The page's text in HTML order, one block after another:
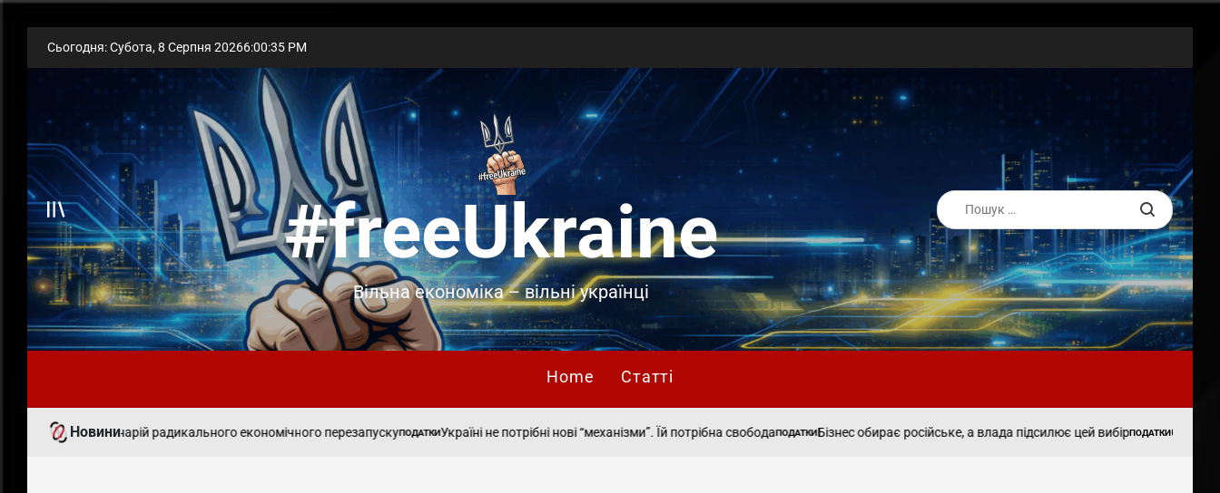
Сьогодня: Субота, 8 Серпня 20266:00:36 PM
Offcanvas #freeUkraine
Вільна економіка – вільні українці
Пошук:
Home Статті
Новини
і сценарій радикального економічного перезапускуPOSTED
ПОДАТКИУкраїні не потрібні нові “механізми”. Їй потрібна свободаPOSTED
ПОДАТКИБізнес обирає російське, а влада підсилює цей вибірPOSTED
ПОДАТКИЄдиний податок: